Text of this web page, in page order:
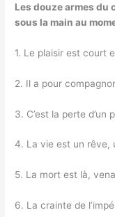
Les douze armes du
sous la main au
1. Le plaisir est court
2. Il a pour
3. C’est la perte d’un
4. La vie est un rêve,
5. La mort est là,
6. La crainte de